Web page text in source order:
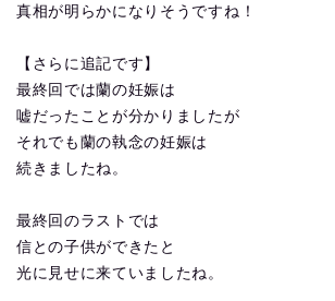
真相が明らかになりそうですね！
【さらに追記です】
最終回では蘭の妊娠は
嘘だったことが分かりましたが
それでも蘭の執念の妊娠は
続きましたね。
最終回のラストでは
信との子供ができたと
光に見せに来ていましたね。